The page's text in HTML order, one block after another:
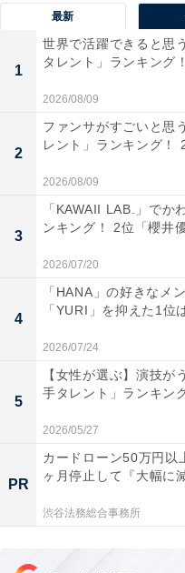
青森県で有名なマグロに
です。本州最北端の町
漁獲されているクロマグ
れるほど市場で高値取
ます。
アンケートの自由回答
が、脂に上品な甘みが
府／20代女性）、「大
りして美味しかったで
間のマグロが美味しく
代男性）、「クロマグ
で」（東京都／40代女
います。
※回答者コメントは原文
＞7位までの全ランキン
この記事の筆者：長谷川
1990年生まれ。30代突
を開始。日常系アニメ
最新
1
世界で活躍できると思
タレント」ランキング
2026/08/09
2
ファンサがすごいと思
レント」ランキング！
2026/08/09
3
「KAWAII LAB.」でか
ンキング！ 2位「櫻井
2026/07/20
4
「HANA」の好きなメ
「YURI」を抑えた1位
2026/07/24
5
【女性が選ぶ】演技が
手タレント」ランキン
2026/05/27
PR
カードローン50万円以
ヶ月停止して『大幅に
渋谷法務総合事務所